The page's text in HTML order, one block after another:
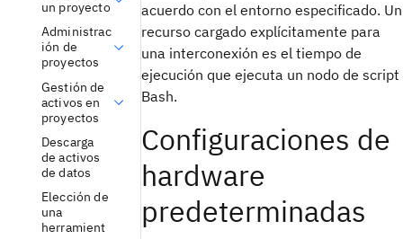
un proyecto
Administrac
ión de
proyectos
Gestión de
activos en
proyectos
Descarga
de activos
de datos
Elección de
una
herramient
acuerdo con el entorno especificado. Un
recurso cargado explícitamente para
una interconexión es el tiempo de
ejecución que ejecuta un nodo de script
Bash.
Configuraciones de
hardware
predeterminadas